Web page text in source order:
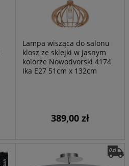
Lampa wisząca do salonu
klosz ze sklejki w jasnym
kolorze Nowodvorski 4174
Ika E27 51cm x 132cm
389,00 zł